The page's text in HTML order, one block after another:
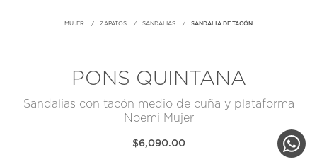
MUJER ZAPATOS SANDALIAS SANDALIA DE TACÓN
PONS QUINTANA
Sandalias con tacón medio de cuña y plataforma
Noemi Mujer
$6,090.00